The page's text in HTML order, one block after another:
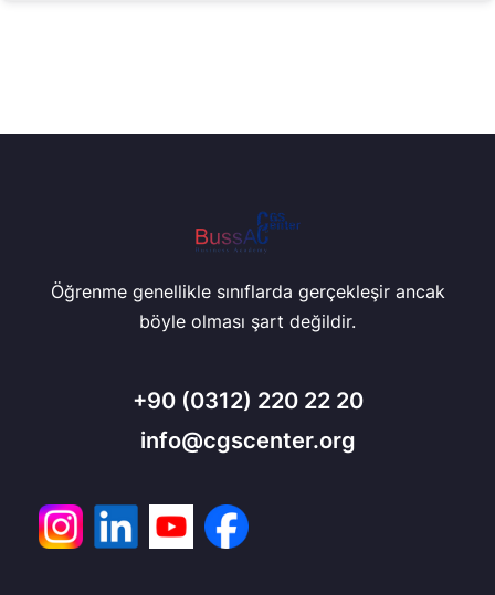
Öğrenme genellikle sınıflarda gerçekleşir ancak
böyle olması şart değildir.
+90 (0312) 220 22 20
info@cgscenter.org